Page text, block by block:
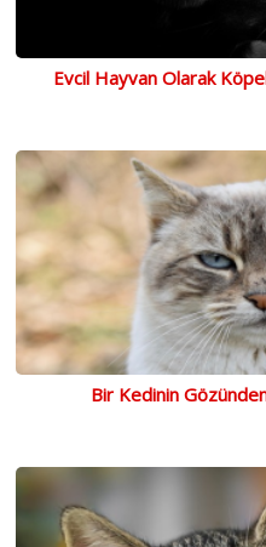
Evcil Hayvan Olarak
Bir Kedinin